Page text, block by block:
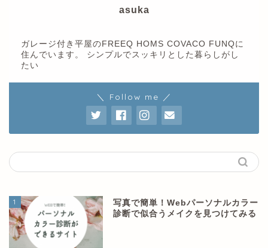
asuka
ガレージ付き平屋のFREEQ HOMS COVACO FUNQに
住んでいます。 シンプルでスッキリとした暮らしがし
たい
＼ Follow me ／
1
写真で簡単！Webパーソナルカラー
診断で似合うメイクを見つけてみる